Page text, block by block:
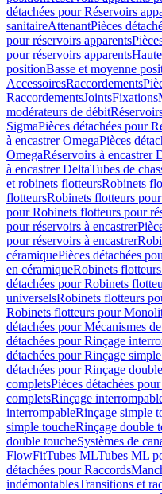
détachées pour Réservoirs
sanitaireAttenantPièces
pour réservoirs apparents
pour réservoirs apparents
positionBasse et moyenne
AccessoiresRaccordements
RaccordementsJointsFixations
modérateurs de débit
SigmaPièces détachées pour
à encastrer OmegaPièces
OmegaRéservoirs à encastrer
à encastrer DeltaTubes de
et robinets flotteursRobinets
flotteursRobinets flotteurs
pour Robinets flotteurs pour
pour réservoirs à encastrer
pour réservoirs à encastrer
céramiquePièces détachées
en céramiqueRobinets
détachées pour Robinets
universelsRobinets flotteurs
Robinets flotteurs pour
détachées pour Mécanismes
détachées pour Rinçage
détachées pour Rinçage
détachées pour Rinçage
completsPièces détachées
completsRinçage
interrompableRinçage simple
simple toucheRinçage double
double toucheSystèmes de
FlowFitTubes MLTubes ML
détachées pour Raccords
indémontablesTransitions et